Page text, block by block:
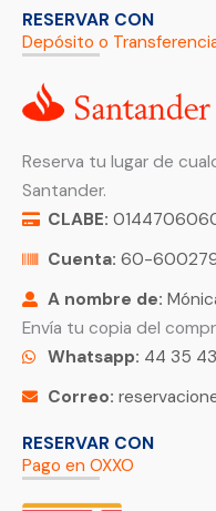
RESERVAR CON
Depósito o
Reserva tu lugar de
Santander.
CLABE:
Cuenta: 60-
A nombre de:
Envía tu copia del
Whatsapp: 44 35
Correo:
RESERVAR CON
Pago en OXXO